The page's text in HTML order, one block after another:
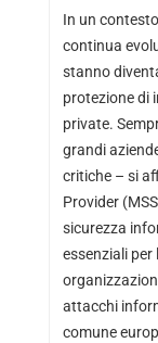
In un
continua
stanno
protezione di
private.
grandi
critiche – si
Provider
sicurezza
essenziali
attacchi
comune